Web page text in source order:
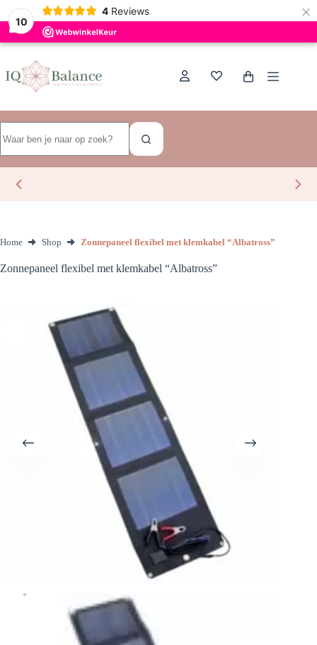
10
4 Reviews ×
Ga
de
inhoud
Winkelwagen
resultaten
Home Shop Zonnepaneel flexibel met klemkabel “Albatross”
Zonnepaneel flexibel met klemkabel “Albatross”